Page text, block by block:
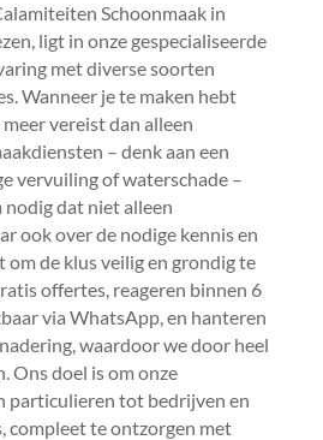
Schoonmaak in
ligt in onze gespecialiseerde
met diverse soorten
Wanneer je te maken hebt
vereist dan alleen
– denk aan een
vervuiling of waterschade –
nodig dat niet alleen
ook over de nodige kennis en
de klus veilig en grondig te
offertes, reageren binnen 6
via WhatsApp, en hanteren
waardoor we door heel
Ons doel is om onze
particulieren tot bedrijven en
compleet te ontzorgen met